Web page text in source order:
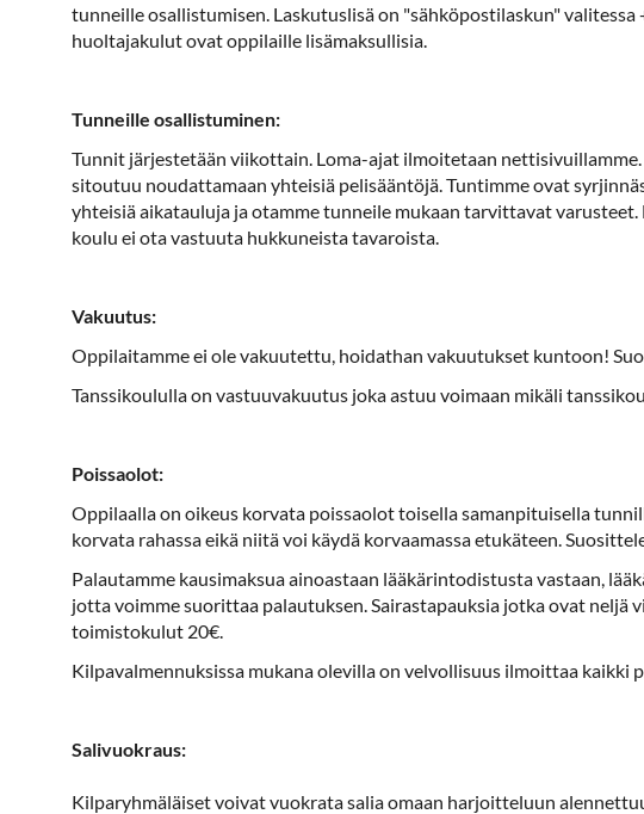
tunneille osallistumisen. Laskutuslisä on "sähköpostilaskun"
huoltajakulut ovat oppilaille lisämaksullisia.
Tunneille osallistuminen:
Tunnit järjestetään viikottain. Loma-ajat ilmoitetaan
sitoutuu noudattamaan yhteisiä pelisääntöjä. Tuntimme ovat
yhteisiä aikatauluja ja otamme tunneile mukaan tarvittavat
koulu ei ota vastuuta hukkuneista tavaroista.
Vakuutus:
Oppilaitamme ei ole vakuutettu, hoidathan vakuutukset kuntoon!
Tanssikoululla on vastuuvakuutus joka astuu voimaan mikäli
Poissaolot:
Oppilaalla on oikeus korvata poissaolot toisella samanpituisella
korvata rahassa eikä niitä voi käydä korvaamassa etukäteen.
Palautamme kausimaksua ainoastaan lääkärintodistusta vastaan,
jotta voimme suorittaa palautuksen. Sairastapauksia jotka ovat
toimistokulut 20€.
Kilpavalmennuksissa mukana olevilla on velvollisuus ilmoittaa kaikki
Salivuokraus:
Kilparyhmäläiset voivat vuokrata salia omaan harjoitteluun